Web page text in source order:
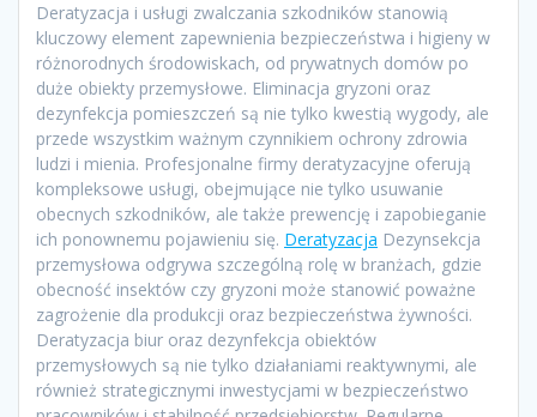
Deratyzacja i usługi zwalczania szkodników stanowią
kluczowy element zapewnienia bezpieczeństwa i higieny w
różnorodnych środowiskach, od prywatnych domów po
duże obiekty przemysłowe. Eliminacja gryzoni oraz
dezynfekcja pomieszczeń są nie tylko kwestią wygody, ale
przede wszystkim ważnym czynnikiem ochrony zdrowia
ludzi i mienia. Profesjonalne firmy deratyzacyjne oferują
kompleksowe usługi, obejmujące nie tylko usuwanie
obecnych szkodników, ale także prewencję i zapobieganie
ich ponownemu pojawieniu się. Deratyzacja Dezynsekcja
przemysłowa odgrywa szczególną rolę w branżach, gdzie
obecność insektów czy gryzoni może stanowić poważne
zagrożenie dla produkcji oraz bezpieczeństwa żywności.
Deratyzacja biur oraz dezynfekcja obiektów
przemysłowych są nie tylko działaniami reaktywnymi, ale
również strategicznymi inwestycjami w bezpieczeństwo